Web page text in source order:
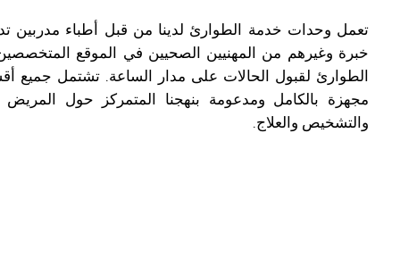
تعمل وحدات خدمة الطوارئ لدينا من قبل أطباء مدربين
خبرة وغيرهم من المهنيين الصحيين في الموقع
الطوارئ لقبول الحالات على مدار الساعة. تشتمل جميع
مجهزة بالكامل ومدعومة بنهجنا المتمركز حول المريض
والتشخيص والعلاج.